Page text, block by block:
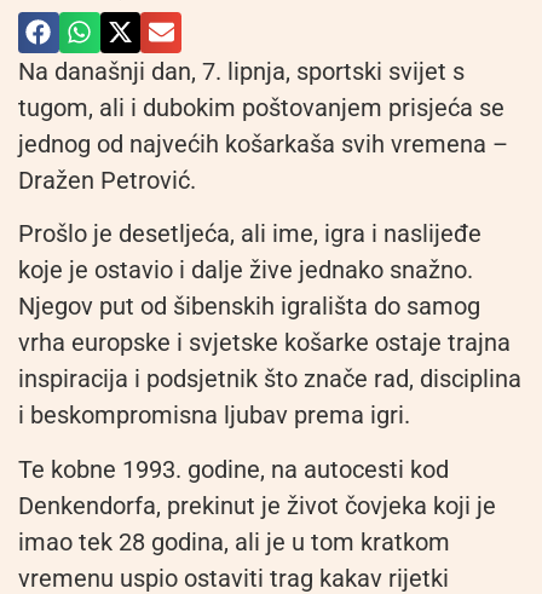
Na današnji dan, 7. lipnja, sportski svijet s
tugom, ali i dubokim poštovanjem prisjeća se
jednog od najvećih košarkaša svih vremena –
Dražen Petrović.
Prošlo je desetljeća, ali ime, igra i naslijeđe
koje je ostavio i dalje žive jednako snažno.
Njegov put od šibenskih igrališta do samog
vrha europske i svjetske košarke ostaje trajna
inspiracija i podsjetnik što znače rad, disciplina
i beskompromisna ljubav prema igri.
Te kobne 1993. godine, na autocesti kod
Denkendorfa, prekinut je život čovjeka koji je
imao tek 28 godina, ali je u tom kratkom
vremenu uspio ostaviti trag kakav rijetki